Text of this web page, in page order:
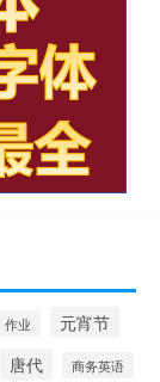
作业 元宵节
唐代 商务英语